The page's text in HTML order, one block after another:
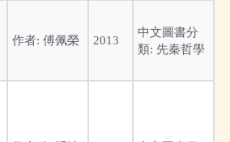
作者: 傅佩榮 2013
中文圖書分
類: 先秦哲學